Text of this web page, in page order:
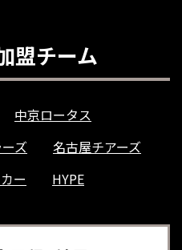
盟チーム
中京ロータス
ズ
名古屋チアーズ
ー HYPE